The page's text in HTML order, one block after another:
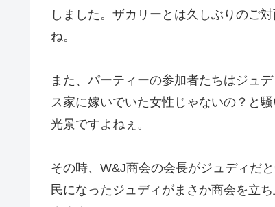
しました。ザカリーとは久しぶりのご
ね。
また、パーティーの参加者たちはジュ
ス家に嫁いでいた女性じゃないの？と
光景ですよねぇ。
その時、W&J商会の会長がジュディだ
民になったジュディがまさか商会を立